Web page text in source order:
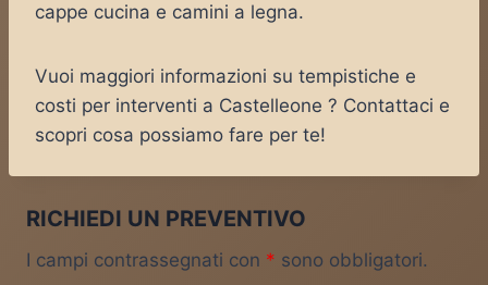
cappe cucina e camini a legna.
Vuoi maggiori informazioni su tempistiche e
costi per interventi a Castelleone ? Contattaci e
scopri cosa possiamo fare per te!
RICHIEDI UN PREVENTIVO
I campi contrassegnati con * sono obbligatori.